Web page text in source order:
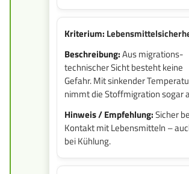
Aus migrations­
technischer Sicht besteht keine
Gefahr. Mit sinkender
nimmt die Stoffmigration sogar
Sicher
Kontakt mit Lebensmitteln –
bei Kühlung.